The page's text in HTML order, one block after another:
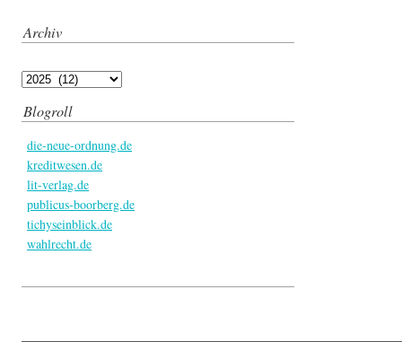
Archiv
Blogroll
die-neue-ordnung.de
kreditwesen.de
lit-verlag.de
publicus-boorberg.de
tichyseinblick.de
wahlrecht.de